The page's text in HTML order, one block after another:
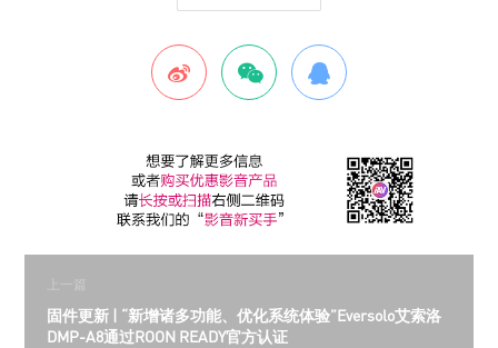
上一篇
固件更新 | “新增诸多功能、优化系统体验”Eversolo艾索洛
DMP-A8通过ROON READY官方认证